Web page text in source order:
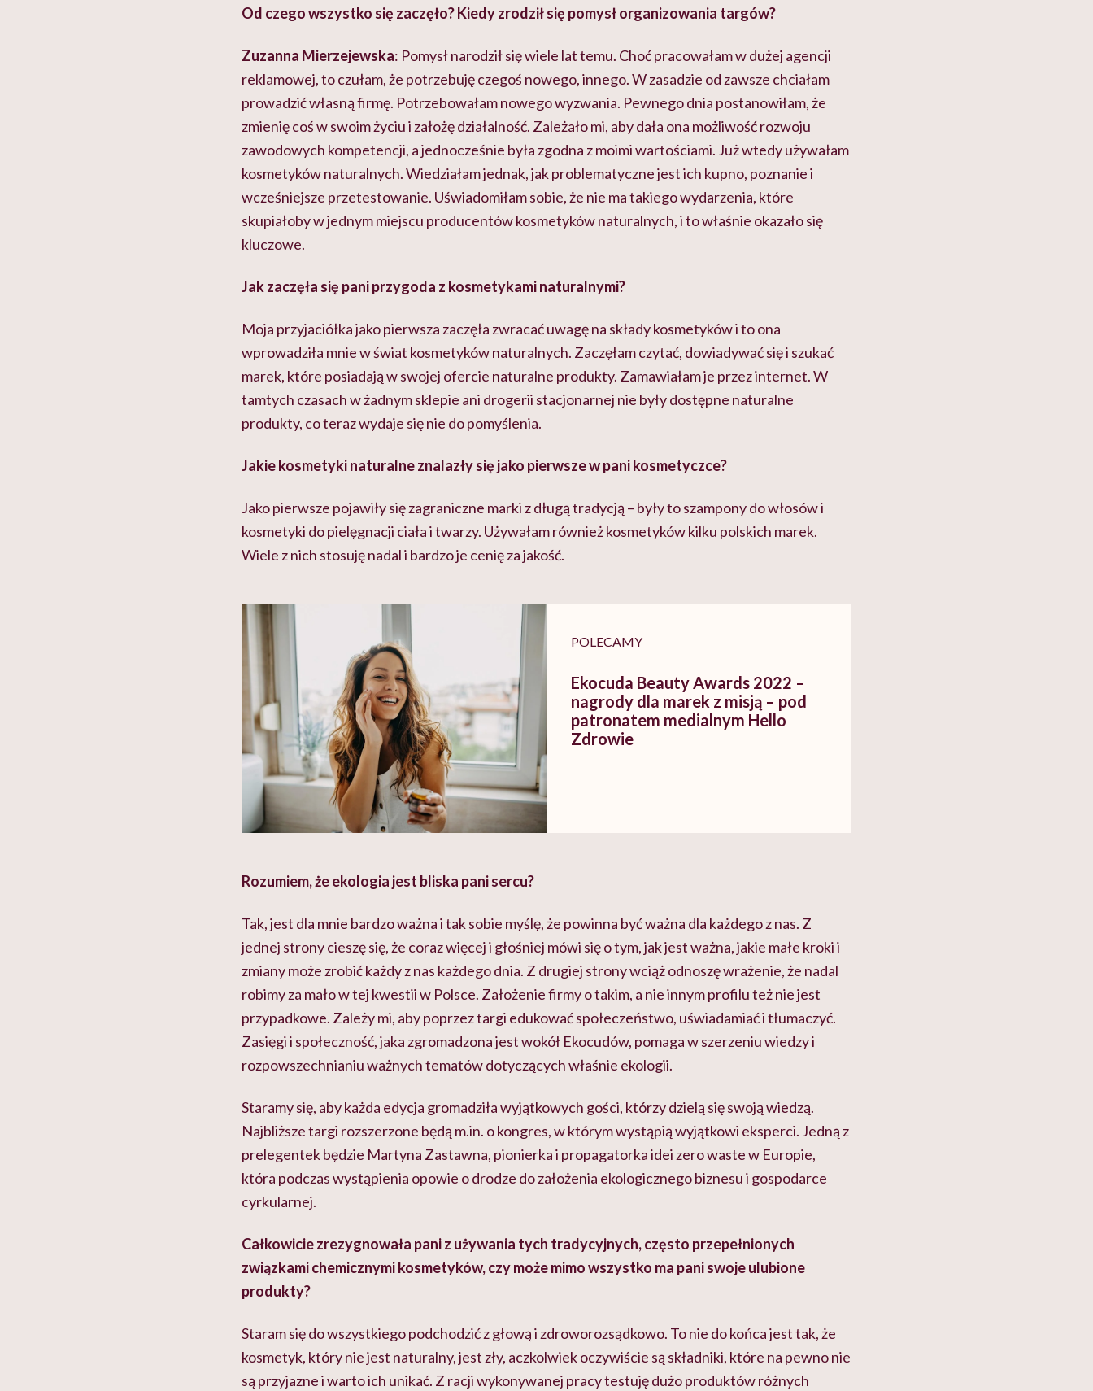
Od czego wszystko się zaczęło? Kiedy zrodził się pomysł organizowania targów?
Zuzanna Mierzejewska: Pomysł narodził się wiele lat temu. Choćpracowałam w dużej agencji
reklamowej, to czułam, że potrzebuję czegoś nowego, innego. W zasadzie od zawsze chciałam
prowadzić własną firmę. Potrzebowałam nowego wyzwania. Pewnego dnia postanowiłam, że
zmienię coś w swoim życiu i założę działalność. Zależało mi, aby dała ona możliwość rozwoju
zawodowych kompetencji, a jednocześnie była zgodna z moimi wartościami. Już wtedy używałam
kosmetyków naturalnych. Wiedziałam jednak, jak problematyczne jest ich kupno, poznanie i
wcześniejsze przetestowanie. Uświadomiłam sobie, że nie ma takiego wydarzenia, które
skupiałoby w jednym miejscu producentów kosmetyków naturalnych, i to właśnie okazało się
kluczowe.
Jak zaczęła się pani przygoda z kosmetykami naturalnymi?
Moja przyjaciółka jako pierwsza zaczęła zwracać uwagę na składy kosmetyków i to ona
wprowadziła mnie w świat kosmetyków naturalnych. Zaczęłam czytać, dowiadywać się i szukać
marek, które posiadają w swojej ofercie naturalne produkty. Zamawiałam je przez internet. W
tamtych czasach w żadnym sklepie ani drogerii stacjonarnej nie były dostępne naturalne
produkty, co teraz wydaje się nie do pomyślenia.
Jakie kosmetyki naturalne znalazły się jako pierwsze w pani kosmetyczce?
Jako pierwsze pojawiły się zagraniczne marki z długą tradycją – były to szampony do włosów i
kosmetyki do pielęgnacji ciała i twarzy. Używałam również kosmetyków kilku polskich marek.
Wiele z nich stosuję nadal i bardzo je cenię za jakość.
POLECAMY
Ekocuda Beauty Awards 2022 –
nagrody dla marek z misją – pod
patronatem medialnym Hello
Zdrowie
Rozumiem, że ekologia jest bliska pani sercu?
Tak, jest dla mnie bardzo ważna i tak sobie myślę, że powinna być ważna dla każdego z nas. Z
jednej strony cieszę się, że coraz więcej i głośniej mówi się o tym, jak jest ważna, jakie małe kroki i
zmiany może zrobić każdy z nas każdego dnia. Z drugiej strony wciąż odnoszę wrażenie, że nadal
robimy za mało w tej kwestii w Polsce. Założenie firmy o takim, a nie innym profilu też nie jest
przypadkowe. Zależy mi, aby poprzez targi edukować społeczeństwo, uświadamiać i tłumaczyć.
Zasięgi i społeczność, jaka zgromadzonajest wokół Ekocudów, pomaga w szerzeniu wiedzy i
rozpowszechnianiu ważnych tematów dotyczących właśnie ekologii.
Staramy się, aby każda edycja gromadziła wyjątkowych gości, którzy dzielą się swoją wiedzą.
Najbliższe targi rozszerzone będą m.in. o kongres, w którym wystąpią wyjątkowi eksperci. Jedną z
prelegentek będzie Martyna Zastawna, pionierka i propagatorka idei zero wastew Europie,
która podczas wystąpienia opowie o drodze do założenia ekologicznego biznesu i gospodarce
cyrkularnej.
Całkowicie zrezygnowała pani z używania tych tradycyjnych, często przepełnionych
związkami chemicznymi kosmetyków, czy może mimo wszystko ma pani swoje ulubione
produkty?
Staram się do wszystkiego podchodzić z głową i zdroworozsądkowo. To nie do końca jest tak, że
kosmetyk, który nie jest naturalny, jest zły, aczkolwiek oczywiście są składniki, które na pewno nie
są przyjazne i warto ich unikać. Z racji wykonywanej pracy testuję dużo produktów różnych